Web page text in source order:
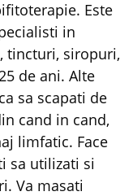
Este
in
tincturi, siropuri,
de ani. Alte
sa scapati de
cand in cand,
limfatic. Face
sa utilizati si
Va masati